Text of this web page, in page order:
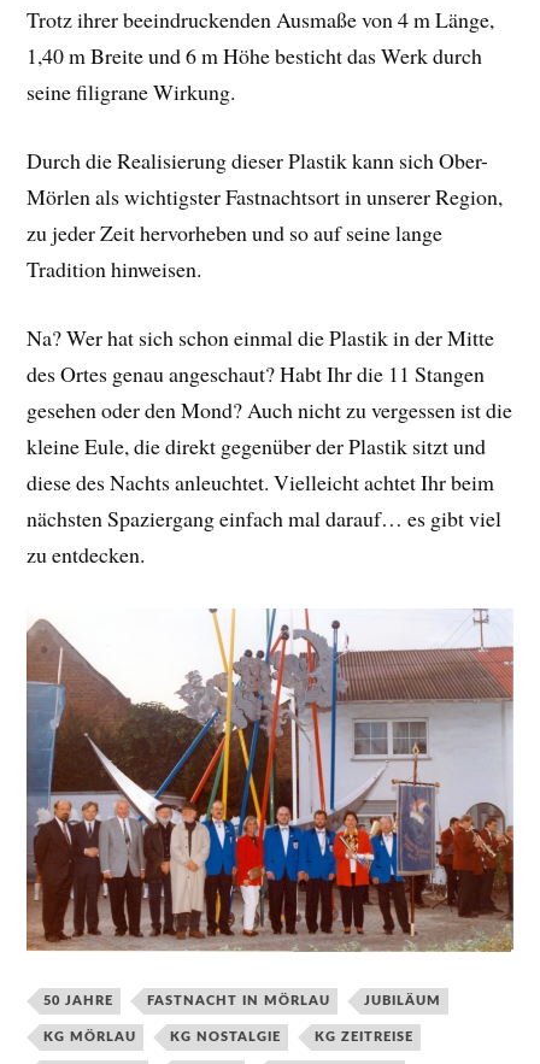
Trotz ihrer beeindruckenden Ausmaße von 4 m Länge,
1,40 m Breite und 6 m Höhe besticht das Werk durch
seine filigrane Wirkung.
Durch die Realisierung dieser Plastik kann sich Ober-
Mörlen als wichtigster Fastnachtsort in unserer Region,
zu jeder Zeit hervorheben und so auf seine lange
Tradition hinweisen.
Na? Wer hat sich schon einmal die Plastik in der Mitte
des Ortes genau angeschaut? Habt Ihr die 11 Stangen
gesehen oder den Mond? Auch nicht zu vergessen ist die
kleine Eule, die direkt gegenüber der Plastik sitzt und
diese des Nachts anleuchtet. Vielleicht achtet Ihr beim
nächsten Spaziergang einfach mal darauf… es gibt viel
zu entdecken.
50 JAHRE FASTNACHT IN MÖRLAU JUBILÄUM
KG MÖRLAU KG NOSTALGIE KG ZEITREISE